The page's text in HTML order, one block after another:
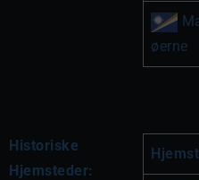
øerne
Historiske
Hjemsteder: